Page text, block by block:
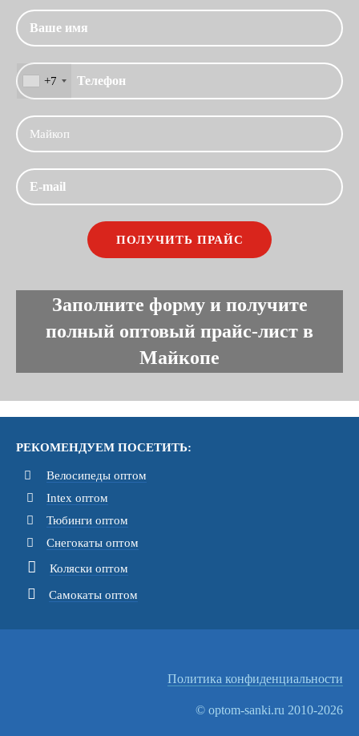
+7
Заполните форму и получите
полный оптовый прайс-лист в
Майкопе
РЕКОМЕНДУЕМ ПОСЕТИТЬ:
Велосипеды оптом
Intex оптом
Тюбинги оптом
Снегокаты оптом
Коляски оптом
Самокаты оптом
Политика конфиденциальности
© optom-sanki.ru 2010-2026